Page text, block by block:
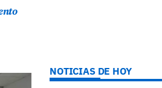
NOTICIAS DE HOY